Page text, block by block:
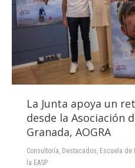
La Junta apoya un
desde la Asociación
Granada, AOGRA
Consultoría, Destacados, Escuela de
la EASP